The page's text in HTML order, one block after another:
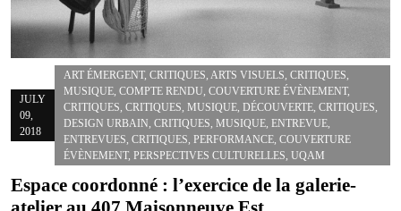
JULY
09,
2018
ART ÉMERGENT, CRITIQUES, ARTS VISUELS, CRITIQUES,
MUSIQUE, COMPTE RENDU, COUVERTURE ÉVÈNEMENT,
CRITIQUES, CRITIQUES, MUSIQUE, DÉCOUVERTE, CRITIQUES,
DESIGN URBAIN, CRITIQUES, MUSIQUE, ENTREVUE,
ENTREVUES, CRITIQUES, PERFORMANCE, COUVERTURE
ÉVÈNEMENT, PERSPECTIVES CULTURELLES, UQAM
Espace coordonné : l’exercice de la galerie-